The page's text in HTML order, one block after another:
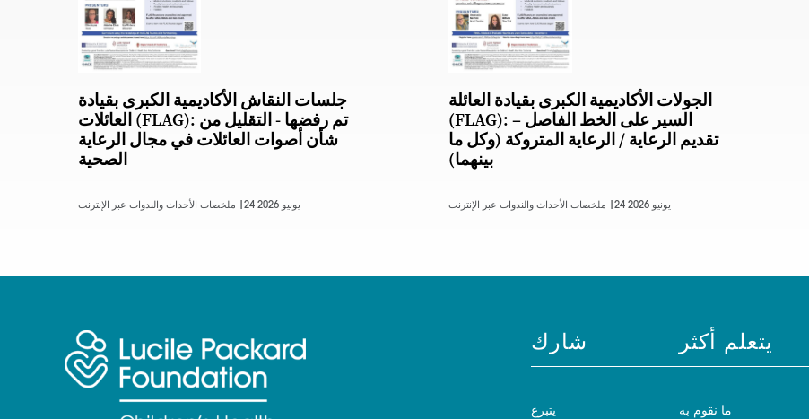
جلسات النقاش الأكاديمية الكبرى بقيادة
العائلات (FLAG): تم رفضها - التقليل من
شأن أصوات العائلات في مجال الرعاية
الصحية
24 يونيو 2026
الجولات الأكاديمية الكبرى بقيادة العائلة
(FLAG): السير على الخط الفاصل –
تقديم الرعاية / الرعاية المتروكة (وكل ما
بينهما)
ملخصات الأحداث والندوات عبر الإنترنت | 24 يونيو 2026
شارك
يتبرع
يتعلم أكثر
ما نقوم به